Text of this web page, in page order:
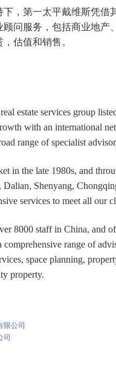
下，第一太平戴维斯凭
问服务，包括商业地产
估值和销售。
estate services group
with an international
range of specialist
in the late 1980s, and
Shenyang,
services to meet all our
8000 staff in China, and
range of
space planning,
property.
限公司
司